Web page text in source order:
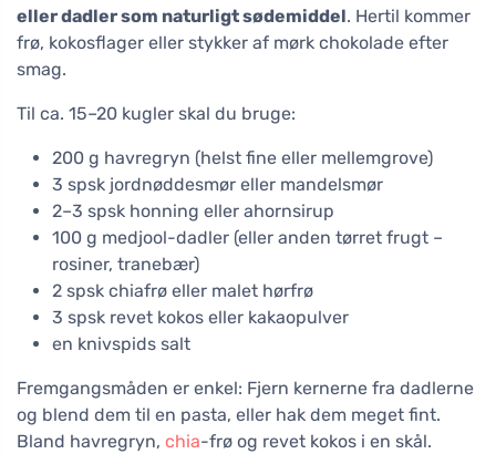
eller dadler som naturligt sødemiddel. Hertil kommer
frø, kokosflager eller stykker af mørk chokolade efter
smag.
Til ca. 15–20 kugler skal du bruge:
200 g havregryn (helst fine eller mellemgrove)
3 spsk jordnøddesmør eller mandelsmør
2–3 spsk honning eller ahornsirup
100 g medjool-dadler (eller anden tørret frugt –
rosiner, tranebær)
2 spsk chiafrø eller malet hørfrø
3 spsk revet kokos eller kakaopulver
en knivspids salt
Fremgangsmåden er enkel: Fjern kernerne fra dadlerne
og blend dem til en pasta, eller hak dem meget fint.
Bland havregryn, chia-frø og revet kokos i en skål.